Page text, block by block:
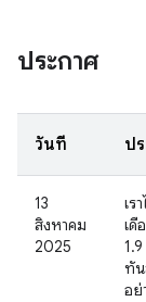
ประกาศ
วันที่ ป
13
สิงหาคม
2025
เร
เดื
ทัน
อย่